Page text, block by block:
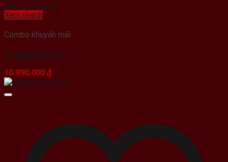
Add to wishlist
Xem nhanh
Combo khuyến mãi
COMBO SALE 11
10.990.000 ₫